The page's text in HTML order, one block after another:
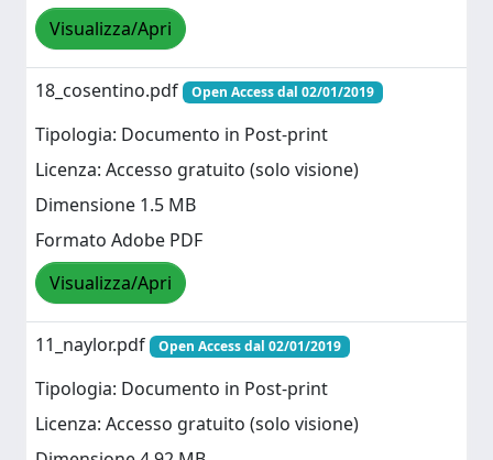
Visualizza/Apri
18_cosentino.pdf Open Access dal 02/01/2019
Tipologia: Documento in Post-print
Licenza: Accesso gratuito (solo visione)
Dimensione 1.5 MB
Formato Adobe PDF
Visualizza/Apri
11_naylor.pdf Open Access dal 02/01/2019
Tipologia: Documento in Post-print
Licenza: Accesso gratuito (solo visione)